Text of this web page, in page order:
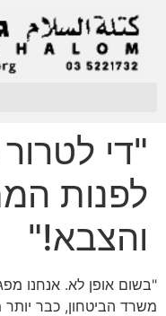
"די
לפנות
והצבא!"
"בשום אופן לא. אנחנו
משרד הביטחון, כבר